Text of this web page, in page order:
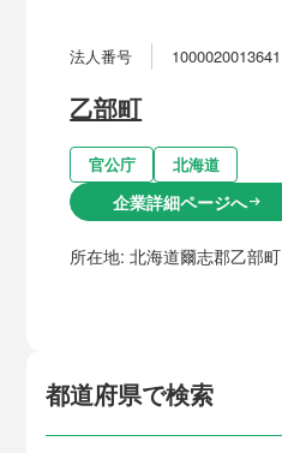
都道府県で検索
法人番号 1000020013641
乙部町
官公庁 北海道
企業詳細ページへarrow_right_alt
所在地:北海道爾志郡乙部町